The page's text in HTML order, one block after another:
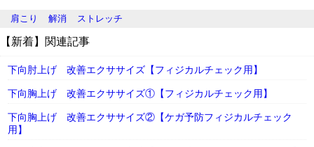
肩こり 解消 ストレッチ
【新着】関連記事
下向肘上げ 改善エクササイズ【フィジカルチェック用】
下向胸上げ 改善エクササイズ①【フィジカルチェック用】
下向胸上げ 改善エクササイズ②【ケガ予防フィジカルチェック
用】